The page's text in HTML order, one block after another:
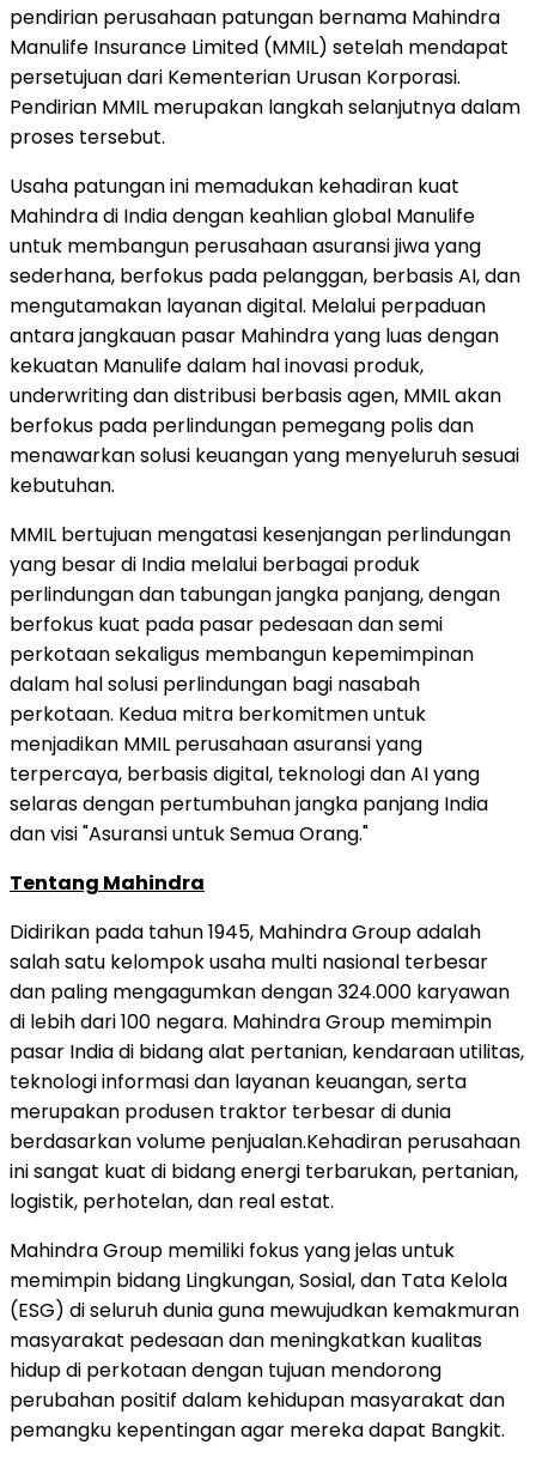
pendirian perusahaan patungan bernama Mahindra
Manulife Insurance Limited (MMIL) setelah mendapat
persetujuan dari Kementerian Urusan Korporasi.
Pendirian MMIL merupakan langkah selanjutnya dalam
proses tersebut.
Usaha patungan ini memadukan kehadiran kuat
Mahindra di India dengan keahlian global Manulife
untuk membangun perusahaan asuransi jiwa yang
sederhana, berfokus pada pelanggan, berbasis AI, dan
mengutamakan layanan digital. Melalui perpaduan
antara jangkauan pasar Mahindra yang luas dengan
kekuatan Manulife dalam hal inovasi produk,
underwriting dan distribusi berbasis agen, MMIL akan
berfokus pada perlindungan pemegang polis dan
menawarkan solusi keuangan yang menyeluruh sesuai
kebutuhan.
MMIL bertujuan mengatasi kesenjangan perlindungan
yang besar di India melalui berbagai produk
perlindungan dan tabungan jangka panjang, dengan
berfokus kuat pada pasar pedesaan dan semi
perkotaan sekaligus membangun kepemimpinan
dalam hal solusi perlindungan bagi nasabah
perkotaan. Kedua mitra berkomitmen untuk
menjadikan MMIL perusahaan asuransi yang
terpercaya, berbasis digital, teknologi dan AI yang
selaras dengan pertumbuhan jangka panjang India
dan visi "Asuransi untuk Semua Orang."
Tentang Mahindra
Didirikan pada tahun 1945, Mahindra Group adalah
salah satu kelompok usaha multi nasional terbesar
dan paling mengagumkan dengan 324.000 karyawan
di lebih dari 100 negara. Mahindra Group memimpin
pasar India di bidang alat pertanian, kendaraan utilitas,
teknologi informasi dan layanan keuangan, serta
merupakan produsen traktor terbesar di dunia
berdasarkan volume penjualan.Kehadiran perusahaan
ini sangat kuat di bidang energi terbarukan, pertanian,
logistik, perhotelan, dan real estat.
Mahindra Group memiliki fokus yang jelas untuk
memimpin bidang Lingkungan, Sosial, dan Tata Kelola
(ESG) di seluruh dunia guna mewujudkan kemakmuran
masyarakat pedesaan dan meningkatkan kualitas
hidup di perkotaan dengan tujuan mendorong
perubahan positif dalam kehidupan masyarakat dan
pemangku kepentingan agar mereka dapat Bangkit.